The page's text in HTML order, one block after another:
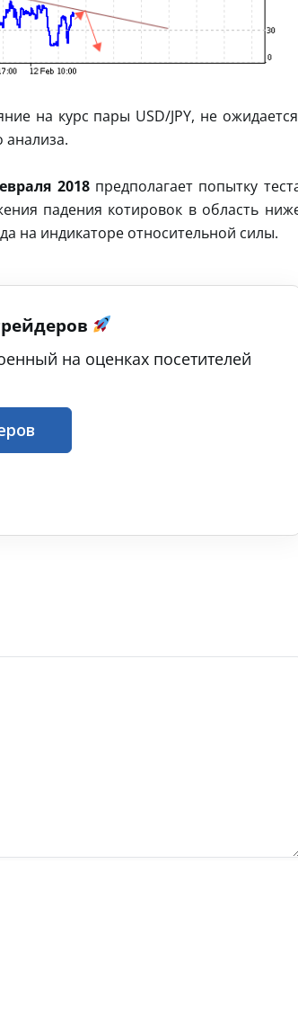
на курс пары USD/JPY, не
анализа.
2018предполагает попытку
падения котировок в область
на индикаторе относительной силы.
на оценках посетителей